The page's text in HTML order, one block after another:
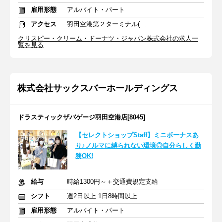
雇用形態
アルバイト・パート
アクセス
羽田空港第２ターミナル(東京モノレール・ＡＮＡ利用)駅 徒歩2分
クリスピー・クリーム・ドーナツ・ジャパン株式会社の求人一
覧を見る
株式会社サックスバーホールディングス
ドラスティックザバゲージ羽田空港店[8045]
【セレクトショップStaff】ミニボーナスあ
り♪ノルマに縛られない環境◎自分らしく勤
務OK!
給与
時給1300円～＋交通費規定支給
シフト
週2日以上 1日8時間以上
雇用形態
アルバイト・パート